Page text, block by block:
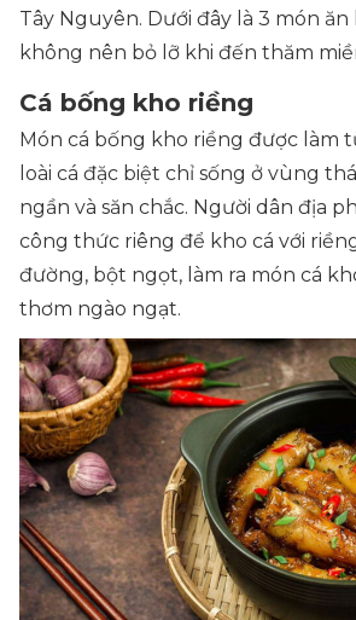
Tây Nguyên. Dưới đây là 3 món
không nên bỏ lỡ khi đến thăm
Cá bống kho riềng
Món cá bống kho riềng được làm
loài cá đặc biệt chỉ sống ở vùng
ngần và săn chắc. Người dân địa
công thức riêng để kho cá với
đường, bột ngọt, làm ra món cá
thơm ngào ngạt.